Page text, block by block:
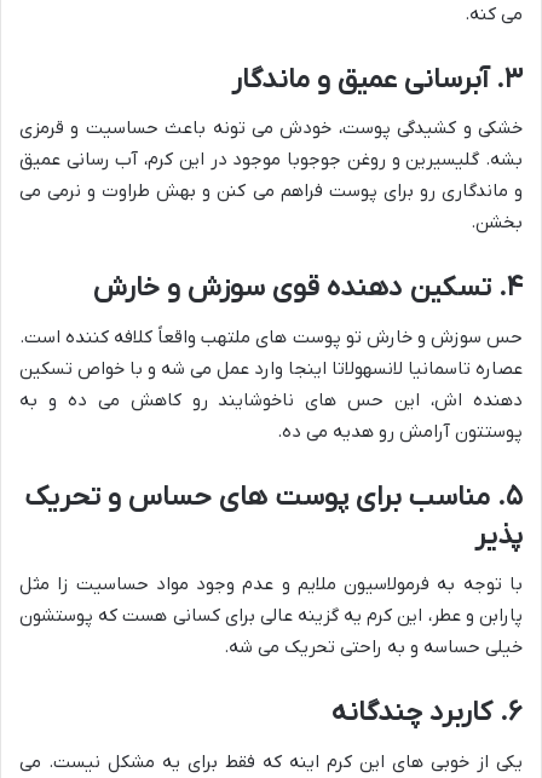
می کنه.
۳. آبرسانی عمیق و ماندگار
خشکی و کشیدگی پوست، خودش می تونه باعث حساسیت و قرمزی
بشه. گلیسیرین و روغن جوجوبا موجود در این کرم، آب رسانی عمیق
و ماندگاری رو برای پوست فراهم می کنن و بهش طراوت و نرمی می
بخشن.
۴. تسکین دهنده قوی سوزش و خارش
حس سوزش و خارش تو پوست های ملتهب واقعاً کلافه کننده است.
عصاره تاسمانیا لانسهولاتا اینجا وارد عمل می شه و با خواص تسکین
دهنده اش، این حس های ناخوشایند رو کاهش می ده و به
پوستتون آرامش رو هدیه می ده.
۵. مناسب برای پوست های حساس و تحریک
پذیر
با توجه به فرمولاسیون ملایم و عدم وجود مواد حساسیت زا مثل
پارابن و عطر، این کرم یه گزینه عالی برای کسانی هست که پوستشون
خیلی حساسه و به راحتی تحریک می شه.
۶. کاربرد چندگانه
یکی از خوبی های این کرم اینه که فقط برای یه مشکل نیست. می